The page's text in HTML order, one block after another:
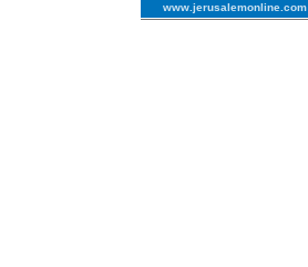
www.jerusalemonline.com